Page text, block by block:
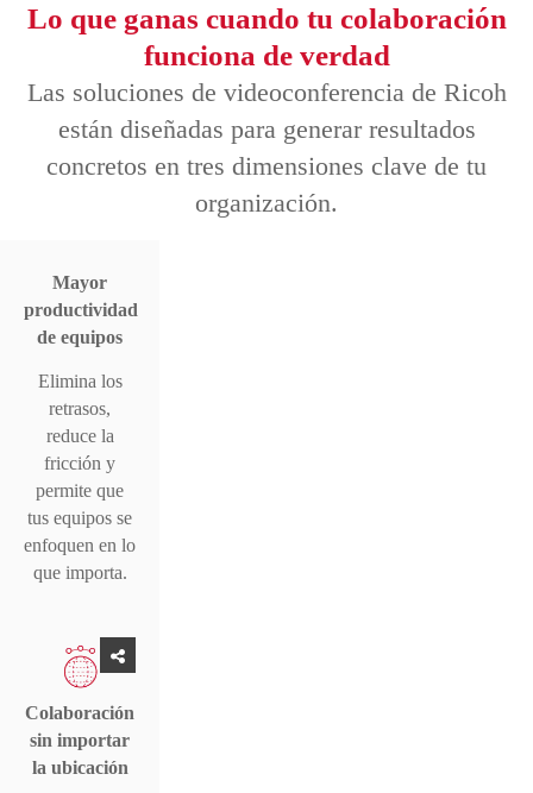
Lo que ganas cuando tu colaboración
funciona de verdad
Las soluciones de videoconferencia de Ricoh
están diseñadas para generar resultados
concretos en tres dimensiones clave de tu
organización.
Mayor
productividad
de equipos
Elimina los
retrasos,
reduce la
fricción y
permite que
tus equipos se
enfoquen en lo
que importa.
Colaboración
sin importar
la ubicación